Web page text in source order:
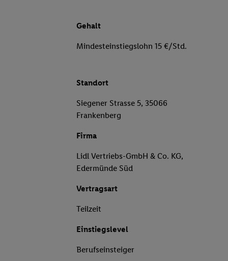
Gehalt
Mindesteinstiegslohn 15 €/Std.
Standort
Siegener Strasse 5, 35066
Frankenberg
Firma
Lidl Vertriebs-GmbH & Co. KG,
Edermünde Süd
Vertragsart
Teilzeit
Einstiegslevel
Berufseinsteiger